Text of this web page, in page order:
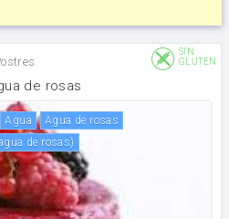
SIN
GLUTEN
de rosas
agua
agua de rosas
agua de rosas)